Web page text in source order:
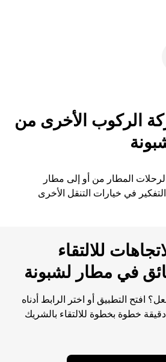
الركوب الأخرى من
لرحلات المطار من أو إلى مطار
في خيارات التنقل الأخرى
للالتقاء
في مطار لشبونة
افتح التطبيق أو اختر الرابط أدناه
خطوة بخطوة للالتقاء بالشريك